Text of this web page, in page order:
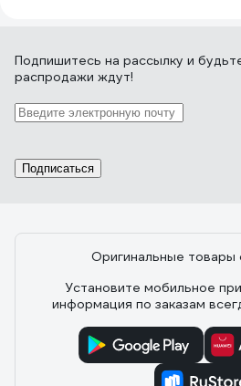
Подпишитесь на рассылку и
распродажи ждут!
Подписаться
Оригинальные товары
Установите мобильное
информация по заказам